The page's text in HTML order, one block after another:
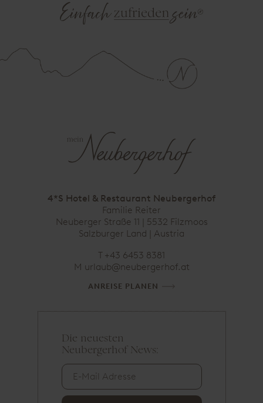
4*S Hotel & Restaurant Neubergerhof
Familie Reiter
Neuberger Straße 11 | 5532 Filzmoos
Salzburger Land | Austria
T +43 6453 8381
M ta.fohregrebuen@bualru
ANREISE PLANEN
Die neuesten
Neubergerhof News:
E
-
M
i
l